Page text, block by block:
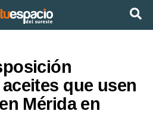
que usen
Mérida en
versión móvil